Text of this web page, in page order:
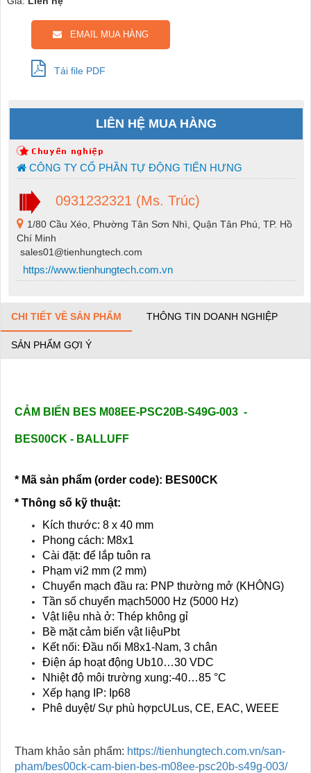
EMAIL MUA HÀNG
Tải file PDF
LIÊN HỆ MUA HÀNG
CÔNG TY CỔ PHẦN TỰ ĐỘNG TIẾN HƯNG
0931232321 (Ms. Trúc)
1/80 Cầu Xéo, Phường Tân Sơn Nhì, Quận Tân Phú, TP. Hồ
Chí Minh
sales01@tienhungtech.com
https://www.tienhungtech.com.vn
CHI TIẾT VỀ SẢN PHẨM THÔNG TIN DOANH NGHIỆP
SẢN PHẨM GỢI Ý
CẢM BIẾN BES M08EE-PSC20B-S49G-003 -
BES00CK - BALLUFF
* Mã sản phẩm (order code): BES00CK
* Thông số kỹ thuật:
Kích thước: 8 x 40 mm
Phong cách: M8x1
Cài đặt: để lắp tuôn ra
Phạm vi2 mm (2 mm)
Chuyển mạch đầu ra: PNP thường mở (KHÔNG)
Tần số chuyển mạch5000 Hz (5000 Hz)
Vật liệu nhà ở: Thép không gỉ
Bề mặt cảm biến vật liệuPbt
Kết nối: Đầu nối M8x1-Nam, 3 chân
Điện áp hoạt động Ub10…30 VDC
Nhiệt độ môi trường xung:-40…85 °C
Xếp hạng IP: Ip68
Phê duyệt/ Sự phù hợpcULus, CE, EAC, WEEE
Tham khảo sản phẩm: https://tienhungtech.com.vn/san-
pham/bes00ck-cam-bien-bes-m08ee-psc20b-s49g-003/